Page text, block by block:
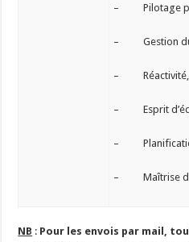
– Pilotage
– Gestion du
– Réactivité,
– Esprit
–
– Maîtrise de
NB : Pour les envois par mail,